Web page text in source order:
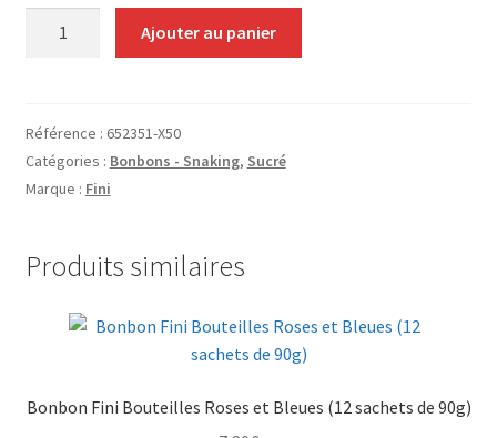
Alimentaire
Encens
Entretien / Nettoyage
Divers
Fraise
Pica
(50
Ajouter au panier
Référence : 652351-X50
Catégories : Bonbons - Snaking, Sucré
Marque : Fini
Produits similaires
Bonbon Fini Bouteilles Roses et Bleues (12 sachets de 90g)